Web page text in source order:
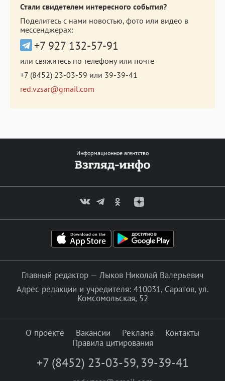
Стали свидетелем интересного события?
Поделитесь с нами новостью, фото или видео в
мессенджерах:
+7 927 132-57-91
или свяжитесь по телефону или почте
+7 (8452) 23-03-59 или 39-39-41
red.vzsar@gmail.com
Информационное агентство
Главный редактор — Лыков Николай Валерьевич
Адрес редакции и учредителя: 410031, Саратов, ул.
Комсомольская, 52
О проекте Вакансии Реклама
Контакты
Правила цитирования
+7 (8452) 23-03-59, 39-39-41